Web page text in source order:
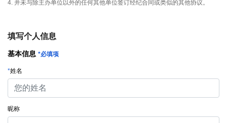
4. 并未与除主办单位以外的任何其他单位签订经纪合同或类似的其他协议。
填写个人信息
基本信息 *必填项
*姓名
昵称